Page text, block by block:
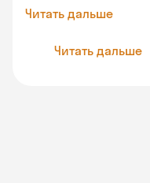
Читать дальше
Читать дальше